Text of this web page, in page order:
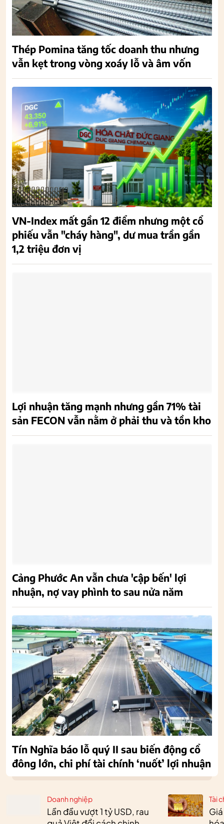
Doanh nghiệp
Lần đầu vượt 1 tỷ USD, rau
Tài
Thép Pomina tăng tốc doanh thu nhưng
vẫn kẹt trong vòng xoáy lỗ và âm vốn
VN-Index mất gần 12 điểm nhưng một cổ
phiếu vẫn "cháy hàng", dư mua trần gần
1,2 triệu đơn vị
Lợi nhuận tăng mạnh nhưng gần 71% tài
sản FECON vẫn nằm ở phải thu và tồn kho
Cảng Phước An vẫn chưa 'cập bến' lợi
nhuận, nợ vay phình to sau nửa năm
Tín Nghĩa báo lỗ quý II sau biến động cổ
đông lớn, chi phí tài chính ‘nuốt’ lợi nhuận